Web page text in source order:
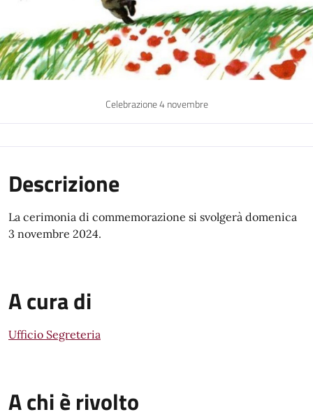
Celebrazione 4 novembre
Descrizione
La cerimonia di commemorazione si svolgerà domenica
3 novembre 2024.
A cura di
Ufficio Segreteria
A chi è rivolto